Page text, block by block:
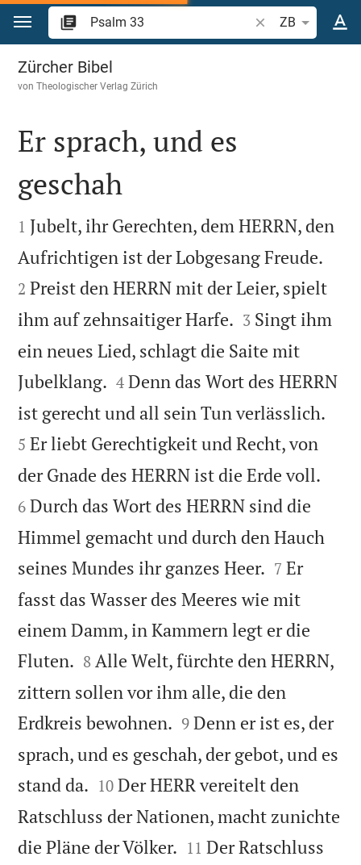
Zum Inhalt springen
Bibelstelle oder
ZB
Psalm 33
Zürcher Bibel
vonTheologischer Verlag Zürich

Er sprach, und es
geschah

1 Jubelt, ihr Gerechten, dem HERRN, den
Aufrichtigen ist der Lobgesang Freude.
2 Preist den HERRN mit der Leier, spielt
ihm auf zehnsaitiger Harfe. 

3 Singt ihm
ein neues Lied, schlagt die Saite mit
Jubelklang. 

4 Denn das Wort des HERRN
ist gerecht und all sein Tun verlässlich.
5 Er liebt Gerechtigkeit und Recht, von
der Gnade des HERRN ist die Erde voll.
6 Durch das Wort des HERRN sind die
Himmel gemacht und durch den Hauch
seines Mundes ihr ganzes Heer. 

7 Er
fasst das Wasser des Meeres wie mit
einem Damm, in Kammern legt er die
Fluten. 

8 Alle Welt, fürchte den HERRN,
zittern sollen vor ihm alle, die den
Erdkreis bewohnen. 

9 Denn er ist es, der
sprach, und es geschah, der gebot, und es
stand da. 

10 Der HERR vereitelt den
Ratschluss der Nationen, macht zunichte
die Pläne der Völker. 

11 Der Ratschluss